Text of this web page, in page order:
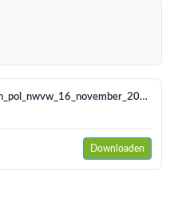
presentatie_a._van_den_pol_nwvw_16_november_2017-inleiding.pdf
Downloaden